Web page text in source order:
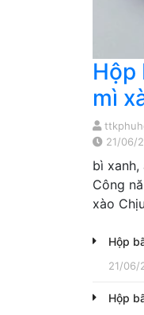
Hộp
mì
21/06/
bì xanh,
Công
xào
Hộp
21/06/
Hộp